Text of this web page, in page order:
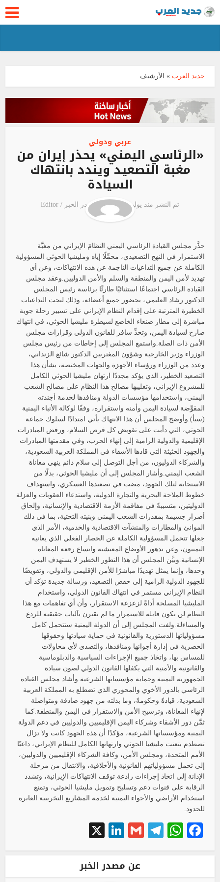
جديد العرب » الأرشيف
عربي ودولي
«الرئاسي اليمني» يحذر إيران من
مغبة التصعيد ويندد بانتهاك
السيادة
تم النشر منذ يوليو 4, 2026 مصدر الخبر / Editor
حذَّر مجلس القيادة الرئاسي اليمني النظامَ الإيراني من مغبَّة
الاستمرار في النهج التصعيدي، محمِّلًا إياه ومليشيا الحوثي المسؤولية
الكاملة عن جميع التداعيات الناجمة عن هذه الانتهاكات، وعن أي
تهديد لأمن اليمن والمنطقة والسلم والأمن الدوليين.وعقد مجلس
القيادة الرئاسي اجتماعًا استثنائيًا طارئًا برئاسة رئيس المجلس
الدكتور رشاد العليمي، بحضور جميع أعضائه، وذلك لبحث التداعيات
الخطيرة المترتبة على إقدام النظام الإيراني على تسيير رحلة جوية
مباشرة إلى مطار صنعاء الخاضع لسيطرة مليشيا الحوثي، في انتهاك
صارخ لسيادة اليمن، وتحدٍّ سافر للقانون الدولي وقرارات مجلس
الأمن ذات الصلة.واستمع المجلس إلى إحاطات من رئيس مجلس
الوزراء وزير الخارجية وشؤون المغتربين الدكتور شائع الزنداني،
وعدد من الوزراء ورؤساء الأجهزة والجهات المختصة، بشأن هذا
التصعيد الخطير، الذي يؤكد مجددًا ارتهان مليشيا الحوثي الكامل
للمشروع الإيراني، وتغليبها مصالح هذا النظام على مصالح الشعب
اليمني، واستخدامها مؤسسات الدولة ومنافذها لخدمة أجندته
المقوِّضة لسيادة اليمن وأمنه واستقراره، وفقًا لوكالة الأنباء اليمنية
(سبأ).وأوضح المجلس أن هذا الانتهاك يأتي امتدادًا لسلوك جماعة
الحوثي، التي دأبت على تقويض كل فرص السلام، ورفض المبادرات
الإقليمية والدولية الرامية إلى إنهاء الحرب، وفي مقدمتها المبادرات
والجهود الحثيثة التي قادها الأشقاء في المملكة العربية السعودية،
والشركاء الدوليون، من أجل التوصل إلى سلام دائم ينهي معاناة
الشعب اليمني.وأشار المجلس إلى أن مليشيا الحوثي، بدلًا من
الاستجابة لتلك الجهود، مضت في تصعيدها العسكري، واستهداف
خطوط الملاحة البحرية والتجارة الدولية، واستدعاء العقوبات والعزلة
الدوليتين، متسببةً في مفاقمة الأزمة الاقتصادية والإنسانية، وإلحاق
أضرار جسيمة بمقدرات الشعب اليمني وبنيته التحتية، بما في ذلك
الموانئ والمطارات والمنشآت الاقتصادية والخدمية، الأمر الذي
جعلها تتحمل المسؤولية الكاملة عن الحصار الفعلي الذي يعانيه
اليمنيون، وعن تدهور الأوضاع المعيشية واتساع رقعة المعاناة
الإنسانية.وبيَّن المجلس أن هذا التطور الخطير لا يستهدف اليمن
وحدها، وإنما يمثل تهديدًا مباشرًا للأمن الإقليمي والدولي، وتقويضًا
للجهود الدولية الرامية إلى خفض التصعيد، ورسالة جديدة تؤكد أن
النظام الإيراني مستمر في انتهاك القانون الدولي، واستخدام
المليشيا المسلحة أداةً لزعزعة الاستقرار، وأن أي تفاهمات مع هذا
النظام لن تكون قابلة للاستمرار ما لم تقترن بآليات حقيقية للردع
والمساءلة.ولفت المجلس إلى أن الدولة اليمنية ستتحمل كامل
مسؤولياتها الدستورية والقانونية في حماية سيادتها وحقوقها
الحصرية في إدارة أجوائها ومنافذها، والتصدي لأي محاولات
للمساس بها، واتخاذ جميع الإجراءات السياسية والدبلوماسية
والقانونية والأمنية التي يكفلها القانون الدولي لصون سيادة
الجمهورية اليمنية وحماية مؤسساتها الشرعية.وأشاد مجلس القيادة
الرئاسي بالدور الأخوي والمحوري الذي تضطلع به المملكة العربية
السعودية، قيادةً وحكومةً، وما بذلته من جهود صادقة ومتواصلة
لإنهاء المعاناة، وترسيخ الأمن والاستقرار في اليمن والمنطقة.كما
ثمَّن دور الأشقاء وشركاء اليمن الإقليميين والدوليين في دعم الدولة
اليمنية ومؤسساتها الشرعية، مؤكدًا أن هذه الجهود كانت ولا تزال
تصطدم بتعنت مليشيا الحوثي وارتهانها الكامل للنظام الإيراني، داعيًا
الأمم المتحدة، ومجلس الأمن، وكافة الشركاء الإقليميين والدوليين،
إلى تحمل مسؤولياتهم القانونية والأخلاقية، والانتقال من مرحلة
الإدانة إلى اتخاذ إجراءات رادعة توقف الانتهاكات الإيرانية، وتشدد
الرقابة على قنوات دعم وتسليح وتمويل مليشيا الحوثي، وتمنع
استخدام الأراضي والأجواء اليمنية لخدمة المشاريع التخريبية العابرة
للحدود.
Facebook
WhatsApp
Telegram
Gmail
LinkedIn
عن مصدر الخبر